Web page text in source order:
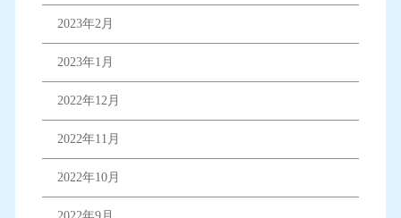
2023年2月
2023年1月
2022年12月
2022年11月
2022年10月